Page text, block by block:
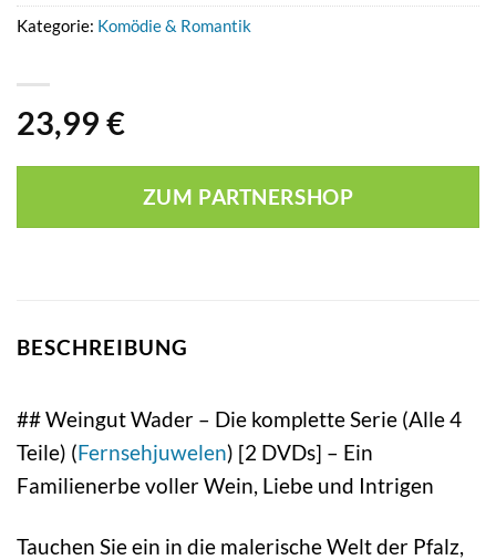
23,99 €
ZUM PARTNERSHOP
Kategorie: Komödie & Romantik
BESCHREIBUNG
## Weingut Wader – Die komplette Serie (Alle 4
Teile) (Fernsehjuwelen) [2 DVDs] – Ein
Familienerbe voller Wein, Liebe und Intrigen
Tauchen Sie ein in die malerische Welt der Pfalz,